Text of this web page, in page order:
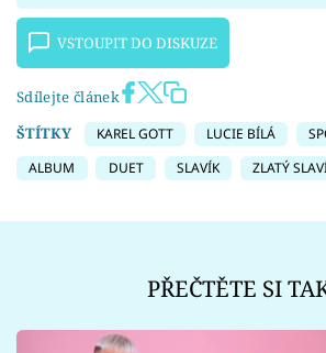
VSTOUPIT DO DISKUZE
Sdílejte článek
ŠTÍTKY
KAREL GOTT LUCIE BÍLÁ
ALBUM
DUET SLAVÍK ZLATÝ
PŘEČTĚTE SI